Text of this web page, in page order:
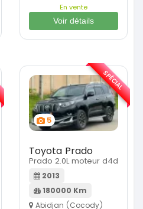
En vente
Voir détails
5
Toyota Prado
Prado 2.0L moteur d4d
2013
180000 Km
Abidjan (Cocody)
SPÉCIAL